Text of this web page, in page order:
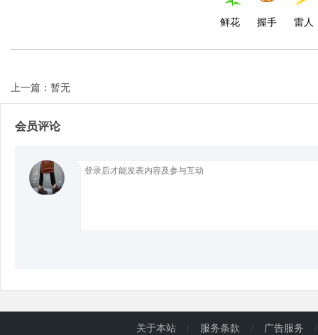
鲜花 握手 雷人
上一篇：暂无
会员评论
关于本站 / 服务条款 / 广告服务 /